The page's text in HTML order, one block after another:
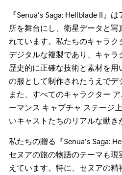
『Senua’s Saga: Hellblade II』
所を舞台にし、衛星データと写
れています。私たちのキャラ
デジタルな複製であり、キャ
歴史的に正確な技術と素材を
の服として制作されたうえでデ
また、すべてのキャラクター
ーマンス キャプチャ ステージ
いキャストたちのリアルな動き
私たちの贈る『Senua’s Saga:
セヌアの旅の物語のテーマも
えています。特に、セヌアの